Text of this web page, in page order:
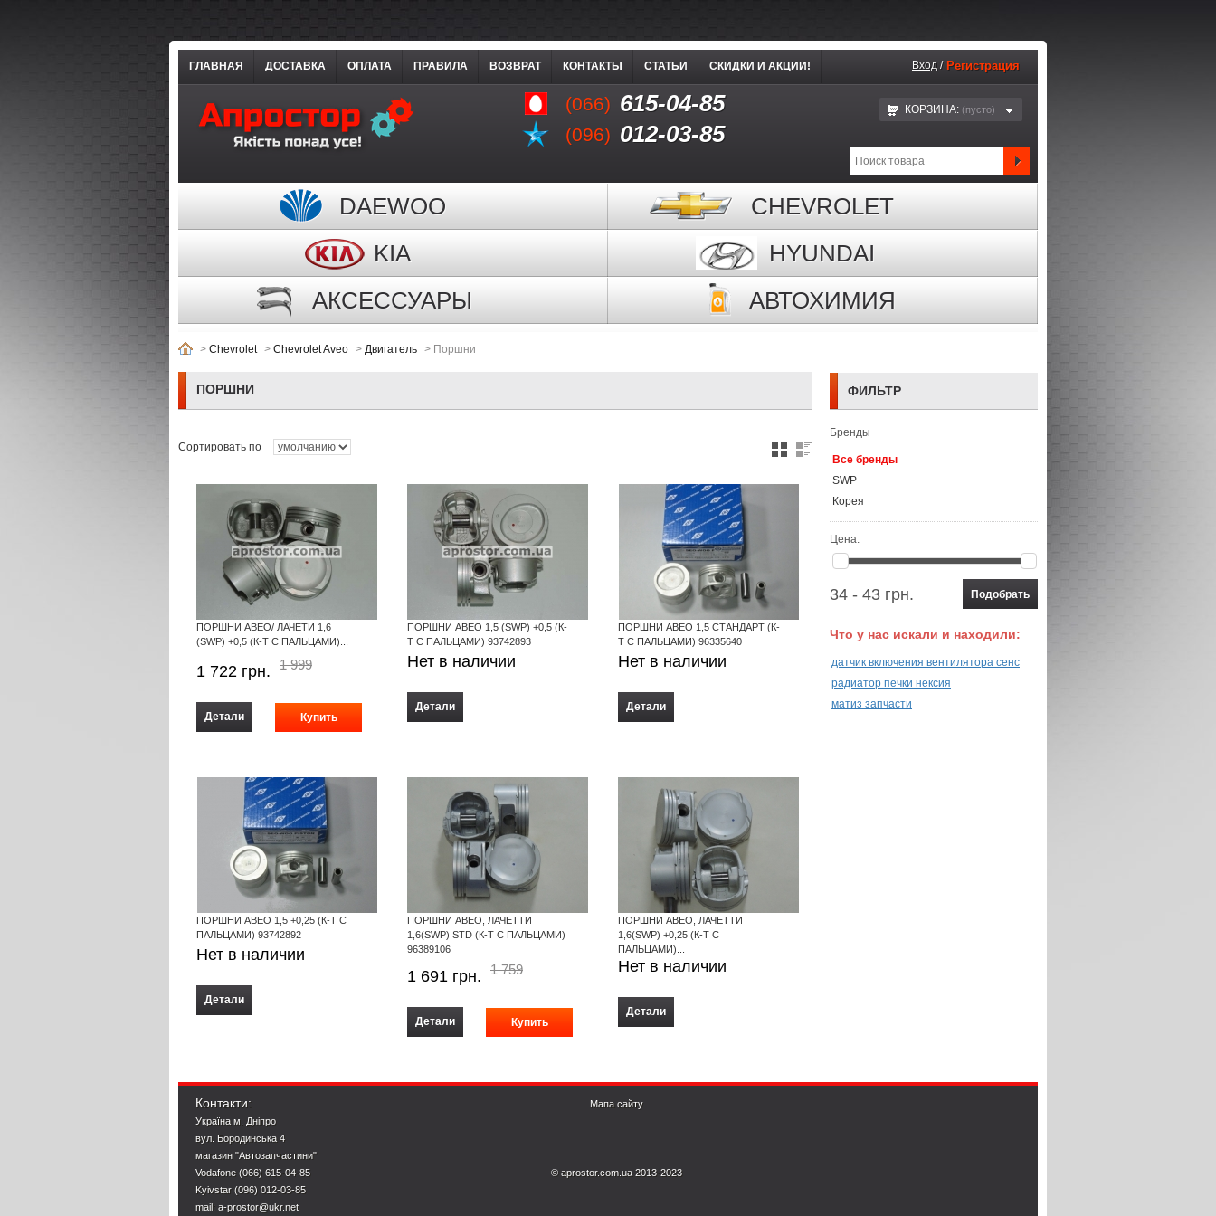
(066) 615-04-85
(096) 012-03-85
ГЛАВНАЯ ДОСТАВКА ОПЛАТА ПРАВИЛА ВОЗВРАТ КОНТАКТЫ СТАТЬИ СКИДКИ И АКЦИИ! Вход / Регистрация
КОРЗИНА: (пустo)
DAEWOO
CHEVROLET
KIA
HYUNDAI
АКСЕССУАРЫ
АВТОХИМИЯ
> Chevrolet > Chevrolet Aveo > Двигатель > Поршни
ПОРШНИ
Сортировать по
ПОРШНИ АВЕО/ ЛАЧЕТИ 1,6
(SWP) +0,5 (К-Т С ПАЛЬЦАМИ)...
1 722 грн. 1 999
Детали
ПОРШНИ АВЕО 1,5 (SWP) +0,5 (К-
Т С ПАЛЬЦАМИ) 93742893
Нет в наличии
Детали
ПОРШНИ АВЕО 1,5 СТАНДАРТ (К-
Т С ПАЛЬЦАМИ) 96335640
Нет в наличии
Детали
ПОРШНИ АВЕО 1,5 +0,25 (К-Т С
ПАЛЬЦАМИ) 93742892
Нет в наличии
Детали
ПОРШНИ АВЕО, ЛАЧЕТТИ
1,6(SWP) STD (К-Т С ПАЛЬЦАМИ)
96389106
1 691 грн. 1 759
Детали
ПОРШНИ АВЕО, ЛАЧЕТТИ
1,6(SWP) +0,25 (К-Т С
ПАЛЬЦАМИ)...
Нет в наличии
Детали
ФИЛЬТР
Бренды
Все бренды
SWP
Корея
Цена:
34 - 43 грн.
Что у нас искали и находили:
датчик включения вентилятора сенс
радиатор печки нексия
матиз запчасти
Контакти:
Україна м. Дніпро
вул. Бородинська 4
магазин "Автозапчастини"
Vodafone (066) 615-04-85
Kyivstar (096) 012-03-85
mail: a-prostor@ukr.net
Мапа сайту
© aprostor.com.ua 2013-2023